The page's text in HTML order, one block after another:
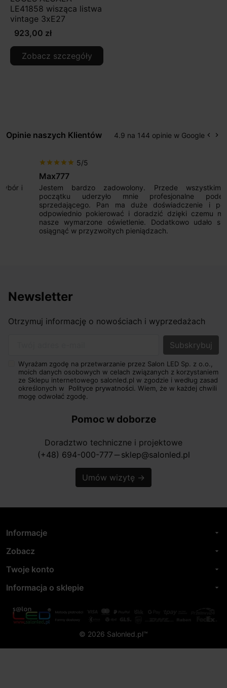
LE41858 wisząca listwa
vintage 3xE27
923,00 zł
Zobacz szczegóły
Opinie naszych Klientów 4.9 na 144 opinie w Google keyboard_arrow_left keyboard_arrow_right
starstar 5/5
Max777
Jestem bardzo zadowolony. Przede wszystkim od
początku uderzyło mnie profesjonalne podejście
sprzedającego. Pan ma duże doświadczenie i potrafi
odpowiednio pokierować i doradzić dzięki czemu mamy
nasze wymarzone oświetlenie. Dodatkowo udało się to
osiągnąć w przyzwoitych pieniądzach.
Newsletter
Otrzymuj informację o nowościach i wyprzedażach
Wyrażam zgodę na przetwarzanie przez Salon LED Sp. z o.o.,
moich danych osobowych w celach związanych z korzystaniem
ze Sklepu internetowego salonled.pl w zgodzie i według zasad
określonych w Polityce prywatności. Wiem, że w każdej chwili
mogę odwołać zgodę.
Pomoc w doborze
Doradztwo techniczne i projektowe
(+48) 694-000-777 horizontal_rule sklep@salonled.pl
Umów wizytę →
Informacje arrow_drop_down
Zobacz arrow_drop_down
Twoje konto arrow_drop_down
Informacja o sklepie arrow_drop_down
© 2026 Salonled.pl™